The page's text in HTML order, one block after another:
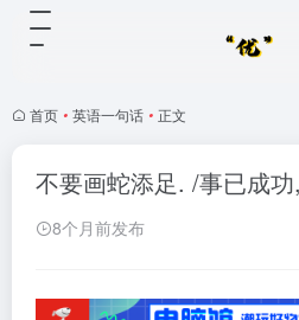
首页 • 英语一句话 • 正文
不要画蛇添足. /事已成
8个月前发布